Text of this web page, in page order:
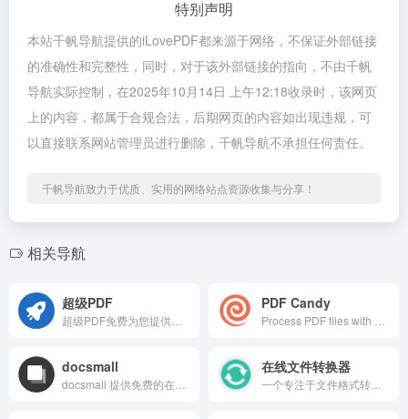
特别声明
本站千帆导航提供的iLovePDF都来源于网络，不保证外部链接
的准确性和完整性，同时，对于该外部链接的指向，不由千帆
导航实际控制，在2025年10月14日 上午12:18收录时，该网页
上的内容，都属于合规合法，后期网页的内容如出现违规，可
以直接联系网站管理员进行删除，千帆导航不承担任何责任。
千帆导航致力于优质、实用的网络站点资源收集与分享！
相关导航
超级PDF PDF Candy
docsmall 在线文件转换器